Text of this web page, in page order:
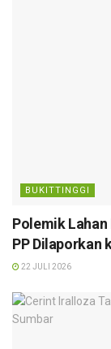
BUKITTINGGI
Polemik Lahan
PP Dilaporkan
22 JULI 2026